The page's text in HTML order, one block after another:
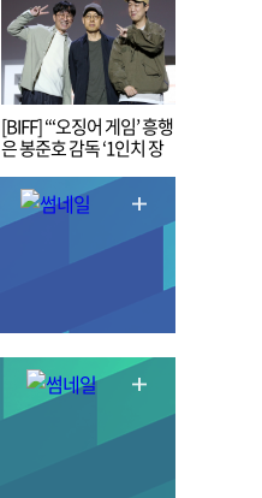
[BIFF] “‘오징어 게임’ 흥행
은 봉준호 감독 ‘1인치 장